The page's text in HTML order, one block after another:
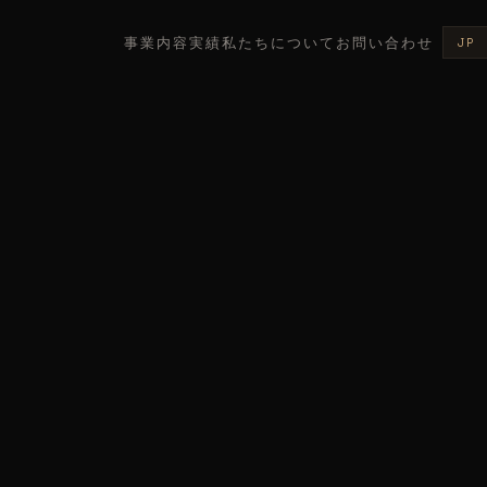
事業内容実績私たちについて お問い合わせ JP